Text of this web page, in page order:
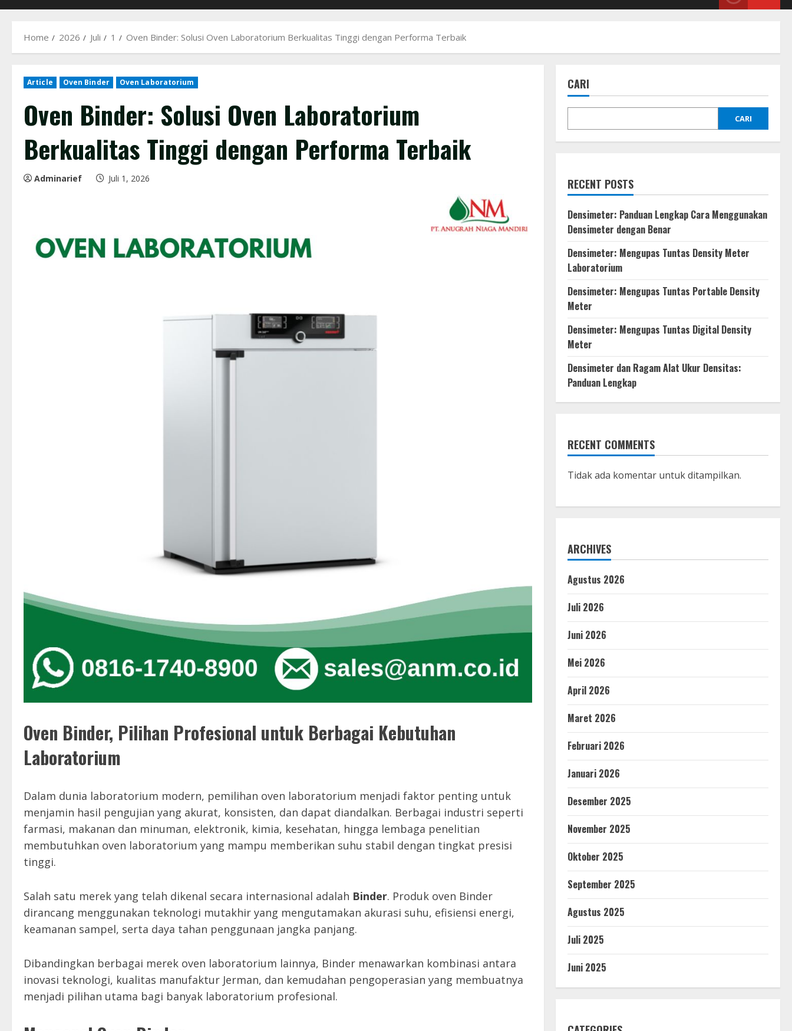
Home 2026 Juli 1 Oven Binder: Solusi Oven Laboratorium Berkualitas Tinggi dengan Performa Terbaik
Article Oven Binder Oven Laboratorium
Oven Binder: Solusi Oven Laboratorium
Berkualitas Tinggi dengan Performa Terbaik
Adminarief Juli 1, 2026
Oven Binder, Pilihan Profesional untuk Berbagai Kebutuhan
Laboratorium
Dalam dunia laboratorium modern, pemilihan oven laboratorium menjadi faktor penting untuk
menjamin hasil pengujian yang akurat, konsisten, dan dapat diandalkan. Berbagai industri seperti
farmasi, makanan dan minuman, elektronik, kimia, kesehatan, hingga lembaga penelitian
membutuhkan oven laboratorium yang mampu memberikan suhu stabil dengan tingkat presisi
tinggi.
Salah satu merek yang telah dikenal secara internasional adalah Binder. Produk oven Binder
dirancang menggunakan teknologi mutakhir yang mengutamakan akurasi suhu, efisiensi energi,
keamanan sampel, serta daya tahan penggunaan jangka panjang.
Dibandingkan berbagai merek oven laboratorium lainnya, Binder menawarkan kombinasi antara
inovasi teknologi, kualitas manufaktur Jerman, dan kemudahan pengoperasian yang membuatnya
menjadi pilihan utama bagi banyak laboratorium profesional.
CARI
CARI
RECENT POSTS
Densimeter: Panduan Lengkap Cara Menggunakan
Densimeter dengan Benar
Densimeter: Mengupas Tuntas Density Meter
Laboratorium
Densimeter: Mengupas Tuntas Portable Density
Meter
Densimeter: Mengupas Tuntas Digital Density
Meter
Densimeter dan Ragam Alat Ukur Densitas:
Panduan Lengkap
RECENT COMMENTS
Tidak ada komentar untuk ditampilkan.
ARCHIVES
Agustus 2026
Juli 2026
Juni 2026
Mei 2026
April 2026
Maret 2026
Februari 2026
Januari 2026
Desember 2025
November 2025
Oktober 2025
September 2025
Agustus 2025
Juli 2025
Juni 2025